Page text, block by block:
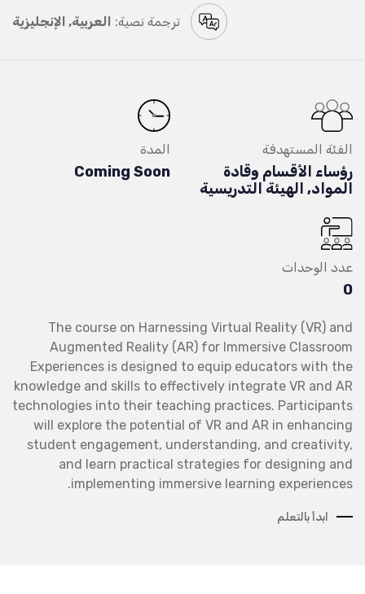
ترجمة نصية: العربية, الإنجليزية
الفئة المستهدفة
رؤساء الأقسام وقادة
المواد, الهيئة التدريسية
المدة
Coming Soon
عدد الوحدات
0
The course on Harnessing Virtual Reality (VR) and
Augmented Reality (AR) for Immersive Classroom
Experiences is designed to equip educators with the
knowledge and skills to effectively integrate VR and AR
technologies into their teaching practices. Participants
will explore the potential of VR and AR in enhancing
student engagement, understanding, and creativity,
and learn practical strategies for designing and
implementing immersive learning experiences.
ابدأ بالتعلم